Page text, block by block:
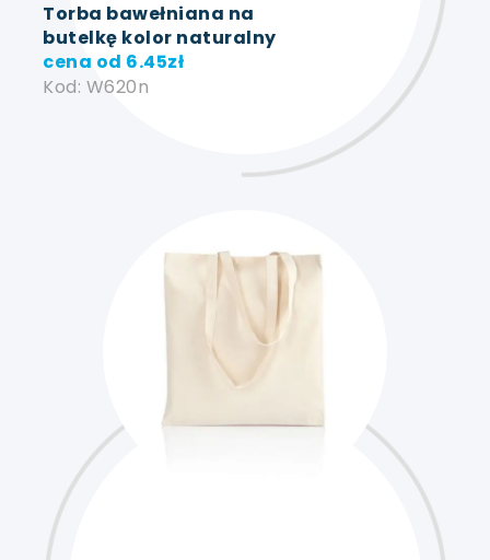
Torba bawełniana na
butelkę kolor naturalny
cena od 6.45zł
Kod: W620n